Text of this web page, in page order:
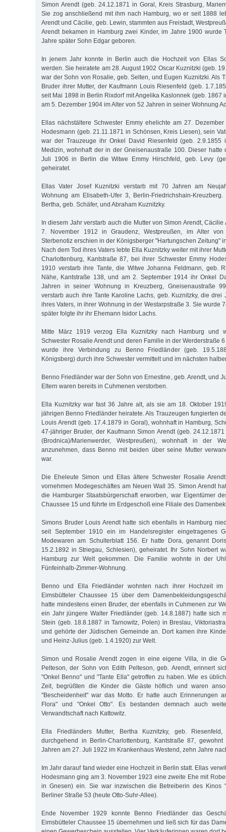
Simon Arendt (geb. 24.12.1871 in Goral, Kreis Strasburg,
Sie zog anschließend mit ihm nach Hamburg, wo er seit 1888
Arendt und Cäcilie, geb. Lewin, stammten aus Freistadt,
Arendt bekamen in Hamburg zwei Kinder, im Jahre 1900 wurde
Jahre später Sohn Edgar geboren.
In jenem Jahr konnte in Berlin auch die Hochzeit von Ellas
werden. Sie heiratete am 28. August 1902 Oscar Kuznitzki (geb.
war der Sohn von Rosalie, geb. Selten, und Eugen Kuznitzki. Als
Bruder ihrer Mutter, der Kaufmann Louis Riesenfeld (geb.
seit Mai 1898 in Berlin Rixdorf mit Angelika Kaslonnek (geb. 1867
am 5. Dezember 1904 im Alter von 52 Jahren in seiner Wohnung
Ellas nächstältere Schwester Emmy ehelichte am 27.
Hodesmann (geb. 21.11.1871 in Schönsen, Kreis Liesen), sein
war der Trauzeuge ihr Onkel David Riesenfeld (geb. 2.9.1855
Medizin, wohnhaft der in der Gneisenaustraße 100. Dieser hatte
Juli 1906 in Berlin die Witwe Emmy Hirschfeld, geb. Levy
geheiratet.
Ellas Vater Josef Kuznitzki verstarb mit 70 Jahren am
Wohnung am Elisabeth-Ufer 3, Berlin-Friedrichshain-
Bertha, geb. Schäfer, und Abraham Kuznitzky.
In diesem Jahr verstarb auch die Mutter von Simon Arendt, Cäcilie
7. November 1912 in Graudenz, Westpreußen, im Alter
Sterbenotiz erschien in der Königsberger "Hartungschen Zeitung"
Nach dem Tod ihres Vaters lebte Ella Kuznitzky weiter mit ihrer
Charlottenburg, Kantstraße 87, bei ihrer Schwester Emmy
1910 verstarb ihre Tante, die Witwe Johanna Feldmann, geb.
Nähe, Kantstraße 138, und am 2. September 1914 ihr Onkel
Jahren in seiner Wohnung in Kreuzberg, Gneisenaustraße
verstarb auch ihre Tante Karoline Lachs, geb. Kuznitzky, die drei
ihres Vaters, in ihrer Wohnung in der Westarpstraße 3. Sie wurde
später folgte ihr ihr Ehemann Isidor Lachs.
Mitte März 1919 verzog Ella Kuznitzky nach Hamburg und
Schwester Rosalie Arendt und deren Familie in der Werderstraße
wurde ihre Verbindung zu Benno Friedländer (geb.
Königsberg) durch ihre Schwester vermittelt und im nächsten
Benno Friedländer war der Sohn von Ernestine, geb. Arendt, und
Eltern waren bereits in Cuhmenen verstorben.
Ella Kuznitzky war fast 36 Jahre alt, als sie am 18. Oktober
jährigen Benno Friedländer heiratete. Als Trauzeugen fungierten
Louis Arendt (geb. 17.4.1879 in Goral), wohnhaft in Hamburg,
47-jähriger Bruder, der Kaufmann Simon Arendt (geb.
(Brodnica)/Marienwerder, Westpreußen), wohnhaft in der
anzunehmen, dass Benno mit beiden über seine Mutter
war.
Die Eheleute Simon und Ellas ältere Schwester Rosalie
vornehmen Modegeschäftes am Neuen Wall 35. Simon Arendt
die Hamburger Staatsbürgerschaft erworben, war Eigentümer
Chaussee 15 und führte im Erdgeschoß eine Filiale des
Simons Bruder Louis Arendt hatte sich ebenfalls in Hamburg
seit September 1910 ein im Handelsregister eingetragenes
Modewaren am Schulterblatt 156. Er hatte Dora, genannt
15.2.1892 in Striegau, Schlesien), geheiratet. Ihr Sohn Norbert
Hamburg zur Welt gekommen. Die Familie wohnte in der
Fünfeinhalb-Zimmer-Wohnung.
Benno und Ella Friedländer wohnten nach ihrer Hochzeit
Eimsbütteler Chaussee 15 über dem
hatte mindestens einen Bruder, der ebenfalls in Cuhmenen zur
ein Jahr jüngere Walter Friedländer (geb. 14.8.1887) hatte sich
Stein (geb. 18.8.1887 in Tarnowitz, Polen) in Breslau,
und gehörte der Jüdischen Gemeinde an. Dort kamen ihre
und Heinz-Julius (geb. 1.4.1920) zur Welt.
Simon und Rosalie Arendt zogen in eine eigene Villa, in die
Pelteson, der Sohn von Edith Pelteson, geb. Arendt, erinnert
"Onkel Benno" und "Tante Ella" getroffen zu haben. Wie es
Zeit, begrüßten die Kinder die Gäste höflich und waren
"Bescheidenheit" war das Motto. Er hatte auch Erinnerungen
Flora" und "Onkel Otto". Es bestanden demnach auch
Verwandtschaft nach Kattowitz.
Ella Friedländers Mutter, Bertha Kuznitzky, geb.
durchgehend in Berlin-Charlottenburg, Kantstraße 87,
Jahren am 27. Juli 1922 im Krankenhaus Westend, zehn Jahre
Im Jahr darauf fand wieder eine Hochzeit in Berlin statt. Ellas
Hodesmann ging am 3. November 1923 eine zweite Ehe mit
in Gnesen) ein. Sie war inzwischen die Betreiberin des Kinos
Berliner Straße 53 (heute Otto-Suhr-Allee).
Ende November 1929 konnte Benno Friedländer das
Eimsbütteler Chaussee 15 übernehmen und ließ sich für das